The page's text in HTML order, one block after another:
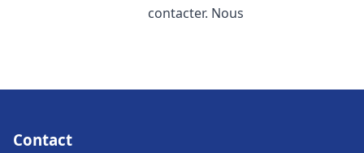
contacter. Nous
Contact